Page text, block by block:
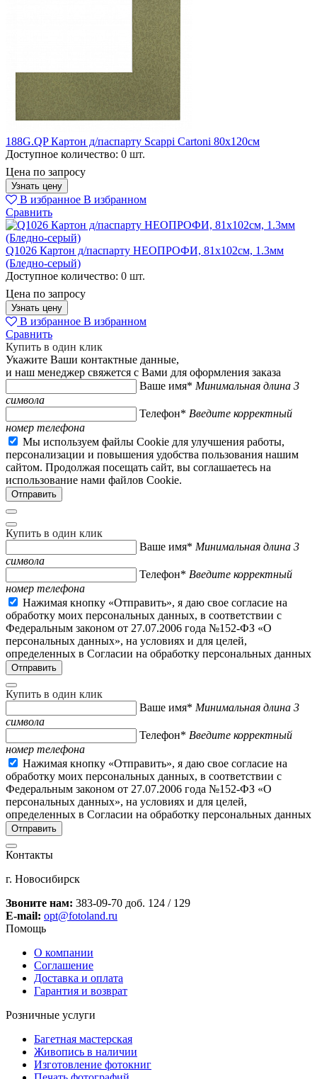
188G.QP Картон д/паспарту Scappi Cartoni 80х120см
Доступное количество: 0 шт.
Цена по запросу
Узнать цену
В избранное В избранном
Сравнить
Q1026 Картон д/паспарту НЕОПРОФИ, 81x102см, 1.3мм
(Бледно-серый)
Доступное количество: 0 шт.
Цена по запросу
Узнать цену
В избранное В избранном
Сравнить
Купить в один клик
Укажите Ваши контактные данные,
и наш менеджер свяжется с Вами для оформления заказа
Ваше имя* Минимальная длина 3
символа
Телефон* Введите корректный
номер телефона
Мы используем файлы Cookie для улучшения работы,
персонализации и повышения удобства пользования нашим
сайтом. Продолжая посещать сайт, вы соглашаетесь на
использование нами файлов Cookie.
Купить в один клик
Ваше имя* Минимальная длина 3
символа
Телефон* Введите корректный
номер телефона
Нажимая кнопку «Отправить», я даю свое согласие на
обработку моих персональных данных, в соответствии с
Федеральным законом от 27.07.2006 года №152-ФЗ «О
персональных данных», на условиях и для целей,
определенных в Согласии на обработку персональных данных
Купить в один клик
Ваше имя* Минимальная длина 3
символа
Телефон* Введите корректный
номер телефона
Нажимая кнопку «Отправить», я даю свое согласие на
обработку моих персональных данных, в соответствии с
Федеральным законом от 27.07.2006 года №152-ФЗ «О
персональных данных», на условиях и для целей,
определенных в Согласии на обработку персональных данных
Контакты
г. Новосибирск
Звоните нам: 383-09-70 доб. 124 / 129
E-mail: opt@fotoland.ru
Помощь
О компании
Соглашение
Доставка и оплата
Гарантия и возврат
Розничные услуги
Багетная мастерская
Живопись в наличии
Изготовление фотокниг